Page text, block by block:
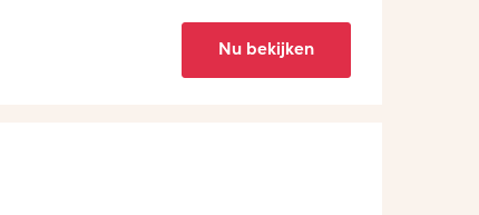
Nu bekijken